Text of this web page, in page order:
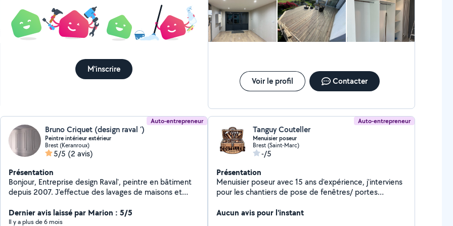
M'inscrire
Voir le profil Contacter
Auto-entrepreneur
Bruno Criquet (design raval ´)
Peintre intérieur extérieur
Brest (Keranroux)
5/5 (2 avis)
Présentation
Bonjour, Entreprise design Raval', peintre en bâtiment
depuis 2007. J'effectue des lavages de maisons et
peindre , tapisserie N'hésitez pas à me contacter pour
Dernier avis laissé par Marion : 5/5
Il y a plus de 6 mois
Auto-entrepreneur
Tanguy Couteller
Menuisier poseur
Brest (Saint-Marc)
-/5
Présentation
Menuisier poseur avec 15 ans d'expérience, j'interviens
pour les chantiers de pose de fenêtres/ portes
parquets, placo, peinture, montage de meubles et tout
Aucun avis pour l'instant